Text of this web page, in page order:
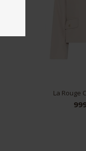
La Rouge